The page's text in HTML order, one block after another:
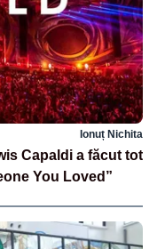
Ionuț Nichita
Capaldi a făcut tot
You Loved”